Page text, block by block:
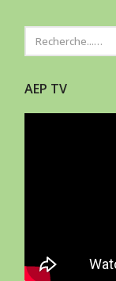
AEP TV